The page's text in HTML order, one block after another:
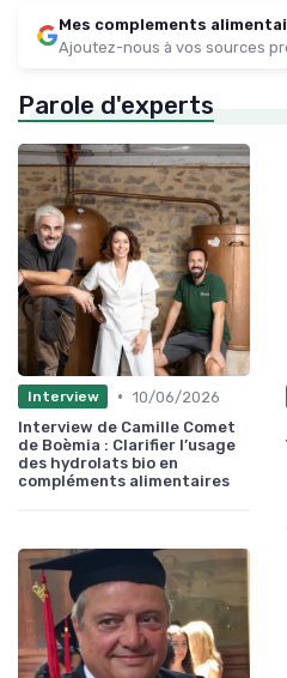
Mes complements
Ajoutez-nous à vos sources
Parole d'experts
Interview • 10/06/2026
Interview de Camille Comet
de Boèmia : Clarifier l’usage
des hydrolats bio en
compléments alimentaires